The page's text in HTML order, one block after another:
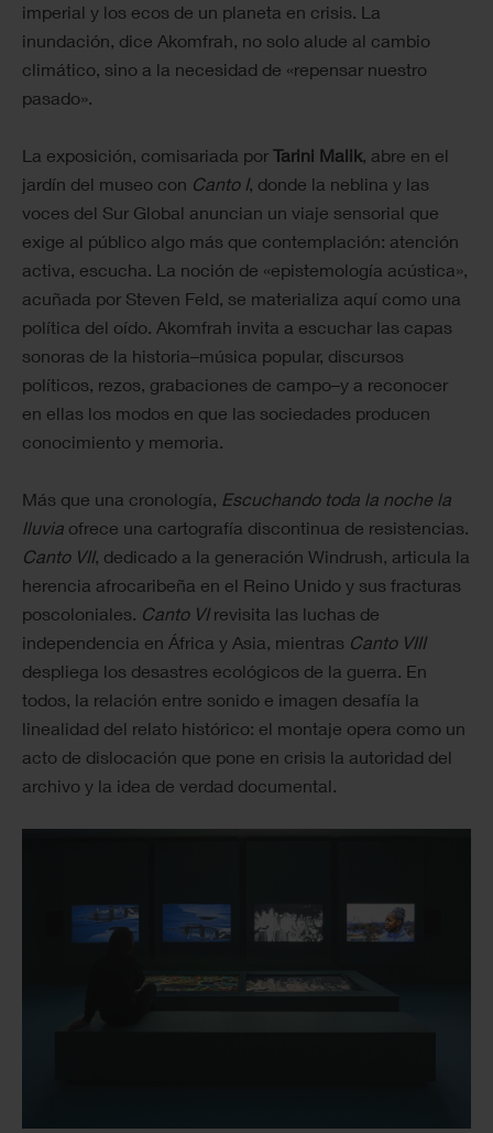
imperial y los ecos de un planeta en crisis. La
inundación, dice Akomfrah, no solo alude al cambio
climático, sino a la necesidad de «repensar nuestro
pasado».
La exposición, comisariada por Tarini Malik, abre en el
jardín del museo con Canto I, donde la neblina y las
voces del Sur Global anuncian un viaje sensorial que
exige al público algo más que contemplación: atención
activa, escucha. La noción de «epistemología acústica»,
acuñada por Steven Feld, se materializa aquí como una
política del oído. Akomfrah invita a escuchar las capas
sonoras de la historia–música popular, discursos
políticos, rezos, grabaciones de campo–y a reconocer
en ellas los modos en que las sociedades producen
conocimiento y memoria.
Más que una cronología, Escuchando toda la noche la
lluvia ofrece una cartografía discontinua de resistencias.
Canto VII, dedicado a la generación Windrush, articula la
herencia afrocaribeña en el Reino Unido y sus fracturas
poscoloniales. Canto VIrevisita las luchas de
independencia en África y Asia, mientras Canto VIII
despliega los desastres ecológicos de la guerra. En
todos, la relación entre sonido e imagen desafía la
linealidad del relato histórico: el montaje opera como un
acto de dislocación que pone en crisis la autoridad del
archivo y la idea de verdad documental.